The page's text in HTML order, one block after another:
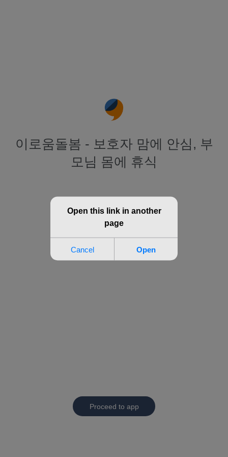
이로움돌봄 - 보호자 맘에 안심, 부
모님 몸에 휴식
Proceed to app